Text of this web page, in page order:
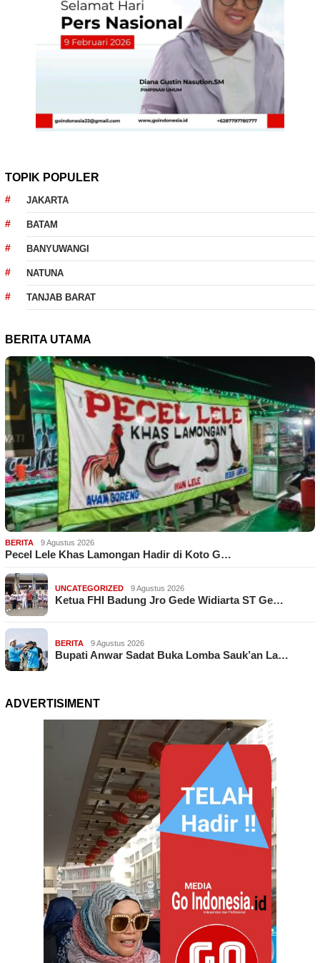
TOPIK POPULER
JAKARTA
BATAM
BANYUWANGI
NATUNA
TANJAB BARAT
BERITA UTAMA
BERITA 9 Agustus 2026
Pecel Lele Khas Lamongan Hadir di Koto G…
UNCATEGORIZED 9 Agustus 2026
Ketua FHI Badung Jro Gede Widiarta ST Ge…
BERITA 9 Agustus 2026
Bupati Anwar Sadat Buka Lomba Sauk’an La…
ADVERTISIMENT